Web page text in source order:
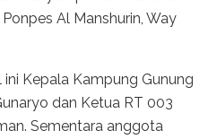
Al Manshurin, Way
Kepala Kampung Gunung
dan Ketua RT 003
Sementara anggota